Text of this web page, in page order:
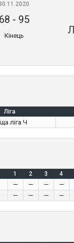
68 - 95
Кінець
Ліга
ліга Ч
1 2 3 4
— — — —
— — — —